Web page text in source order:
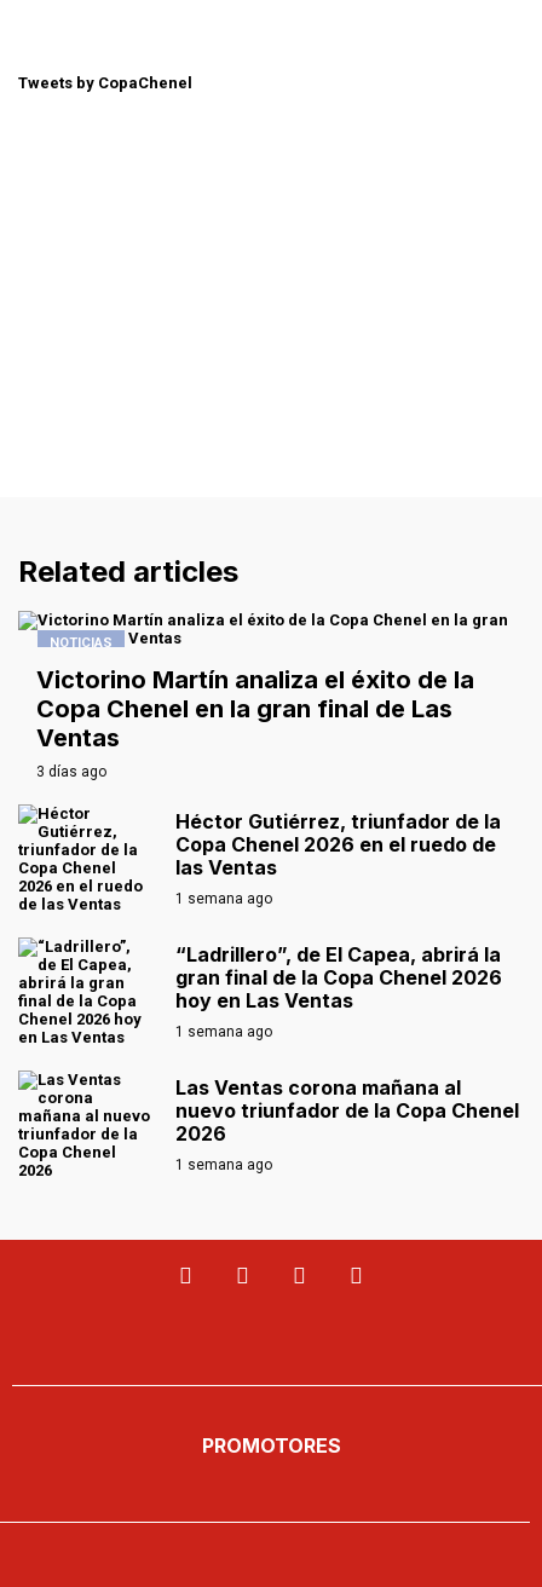
Tweets by CopaChenel
Related articles
NOTICIAS
Victorino Martín analiza el éxito de la
Copa Chenel en la gran final de Las
Ventas
3 días ago
Héctor Gutiérrez, triunfador de la
Copa Chenel 2026 en el ruedo de
las Ventas
1 semana ago
“Ladrillero”, de El Capea, abrirá la
gran final de la Copa Chenel 2026
hoy en Las Ventas
1 semana ago
Las Ventas corona mañana al
nuevo triunfador de la Copa Chenel
2026
1 semana ago
PROMOTORES